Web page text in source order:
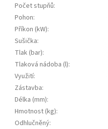
Počet stupňů:
Pohon:
Příkon (kW):
Sušička:
Tlak (bar):
Tlaková nádoba (l):
Využití:
Zástavba:
Délka (mm):
Hmotnost (kg):
Odhlučněný: